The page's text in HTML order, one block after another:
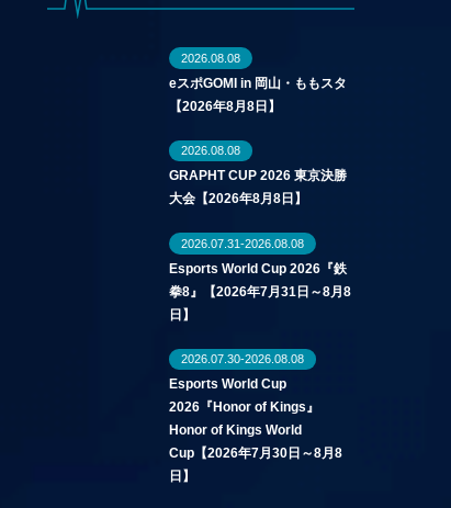
2026.08.08
eスポGOMI in 岡山・ももスタ
【2026年8月8日】
2026.08.08
GRAPHT CUP 2026 東京決勝
大会【2026年8月8日】
2026.07.31-2026.08.08
Esports World Cup 2026『鉄
拳8』【2026年7月31日～8月8
日】
2026.07.30-2026.08.08
Esports World Cup
2026『Honor of Kings』
Honor of Kings World
Cup【2026年7月30日～8月8
日】